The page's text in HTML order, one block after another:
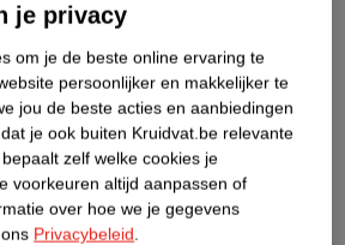
Dit product heeft (nog) geen Nature
Impact Score.
je privacy
om je de beste online ervaring te
persoonlijker en makkelijker te
jou de beste acties en aanbiedingen
je ook buiten Kruidvat.be relevante
zelf welke cookies je
voorkeuren altijd aanpassen of
over hoe we je gegevens
Privacybeleid.